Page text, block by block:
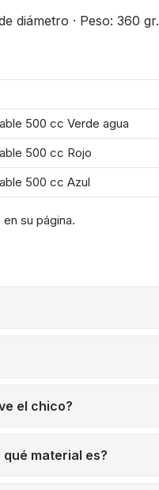
diámetro · Peso: 360 gr.
500 cc Verde agua
500 cc Rojo
500 cc Azul
su página.
el chico?
qué material es?